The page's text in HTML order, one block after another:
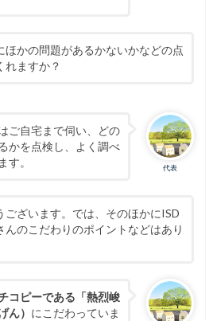
ほかの問題があるかないかなどの点
れますか？
代表
ご自宅まで伺い、どの
かを点検し、よく調べ
す。
ございます。では、そのほかにISD
んのこだわりのポイントなどはあり
コピーである「熱烈峻
ん） にこだわっていま